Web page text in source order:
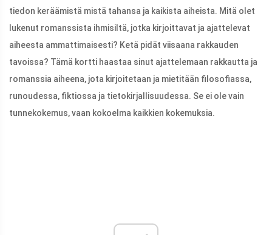
tiedon keräämistä mistä tahansa ja kaikista aiheista. Mitä olet
lukenut romanssista ihmisiltä, ​​jotka kirjoittavat ja ajattelevat
aiheesta ammattimaisesti? Ketä pidät viisaana rakkauden
tavoissa? Tämä kortti haastaa sinut ajattelemaan rakkautta ja
romanssia aiheena, jota kirjoitetaan ja mietitään filosofiassa,
runoudessa, fiktiossa ja tietokirjallisuudessa. Se ei ole vain
tunnekokemus, vaan kokoelma kaikkien kokemuksia.